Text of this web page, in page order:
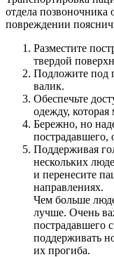
отдела позвоночника
повреждении
Разместите
твердой
Подложите под
валик.
Обеспечьте
одежду, которая
Бережно, но
Поддерживая
нескольких
и перенесите
направлениях.
Чем больше
лучше. Очень
пострадавшего
поддерживать
их прогиба.